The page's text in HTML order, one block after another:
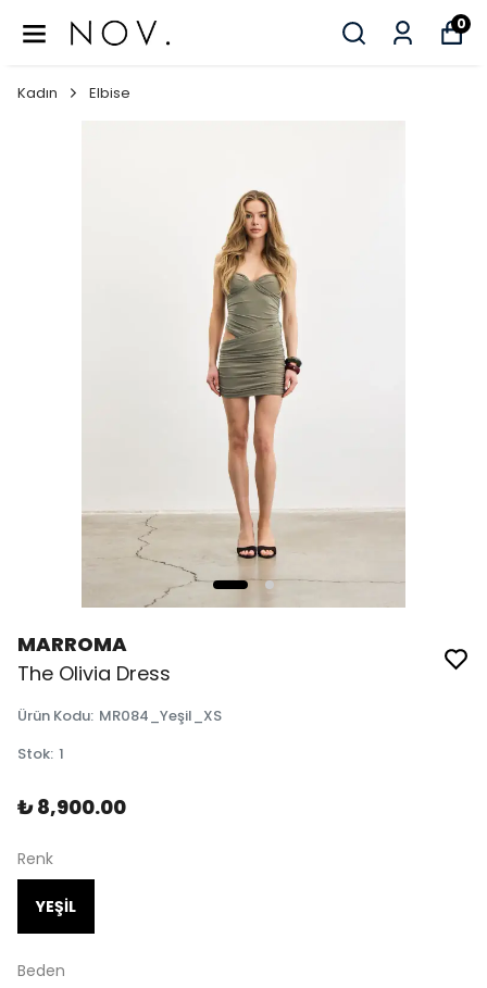
0
Kadın Elbise
MARROMA
The Olivia Dress
Ürün Kodu: MR084_Yeşil_XS
Stok: 1
₺ 8,900.00
Renk
YEŞİL
Beden